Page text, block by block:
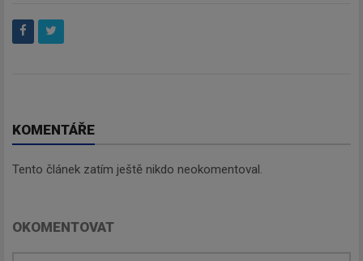
KOMENTÁŘE
Tento článek zatím ještě nikdo neokomentoval.
OKOMENTOVAT